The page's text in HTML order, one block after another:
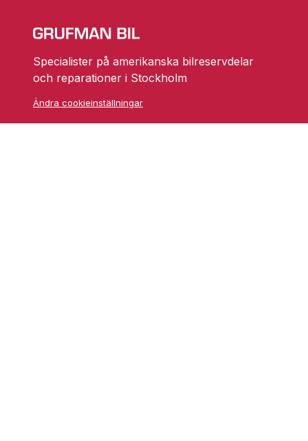
Specialister på amerikanska bilreservdelar
och reparationer i Stockholm
Ändra cookieinställningar